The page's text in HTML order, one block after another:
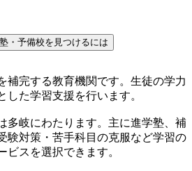
・予備校を見つけるには
補完する教育機関です。生徒の学力
した学習支援を行います。
多岐にわたります。主に進学塾、補
験対策・苦手科目の克服など学習の
ビスを選択できます。